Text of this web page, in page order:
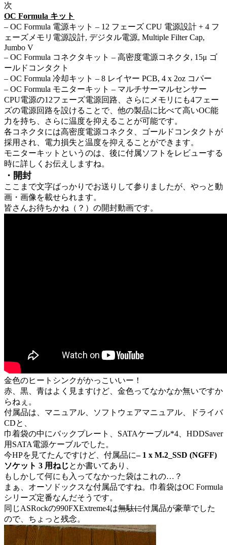
次
OC Formula キット
– OC Formula 電源キット – 12 フェーズ CPU 電源設計 + 4 フ
ェーズメモリ電源設計, デジタル電源, Multiple Filter Cap,
Jumbo V
– OC Formula コネクタキット – 高密度電源コネクタ, 15μ ゴ
ールドコンタクト
– OC Formula 冷却キット – 8 レイヤー PCB, 4 x 2oz コパー
– OC Formula モニターキット – マルチサーマルセンサー
CPU電源の12フェーズ電源回路、さらにメモリにも4フェー
ズの電源回路を設けることで、他の製品に比べて高いOC能
力を持ち、さらに温度を抑えることが可能です。
各コネクタには高密度電源コネクタ、ゴールドコンタクトが
採用され、電力損失と温度を抑えることができます。
モニターキットというのは、後に付属ソフトをレビューする
時に詳しくお伝えしますね。
・開封
ここまで文字ばっかりでお送りして参りましたが、やっと動
画・画像を載せられます。
皆さんお待ちかね（？）の開封動画です。
金色のヒートシンクがかっこいいー！
赤、黒、青はよく見ますけど、金色ってなかなか無いですか
らねぇ。
付属品は、マニュアル、ソフトウェアマニュアル、ドライバ
CDと、
巾着袋の中にバックプレート、SATAケーブル*4、HDDSaver
用SATA電源ケーブルでした。
今HPを見てたんですけど、付属品に– 1 x M.2_SSD (NGFF)
ソケット 3 用ねじとか書いてあり、
もしかして何にも入ってなかった袋はこれの…？
まぁ、オーソドックスな付属品ですね。巾着袋はOC Formula
シリーズ定番なんだそうです。
同じASRockの990FXExtreme4は無駄に付属品が豪華でした
ので、ちょっと残念。